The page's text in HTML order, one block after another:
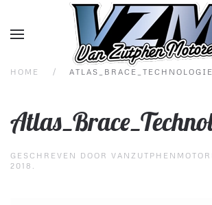
Overslaan en naar de inhoud gaan
HOME
GESCHREVEN DOOR
2018